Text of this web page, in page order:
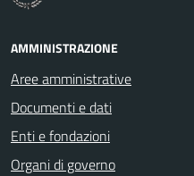
AMMINISTRAZIONE
Aree amministrative
Documenti e dati
Enti e fondazioni
Organi di governo